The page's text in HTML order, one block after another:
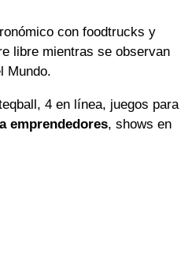
con foodtrucks y
libre mientras se observan
Mundo.
4 en línea, juegos para
emprendedores, shows en